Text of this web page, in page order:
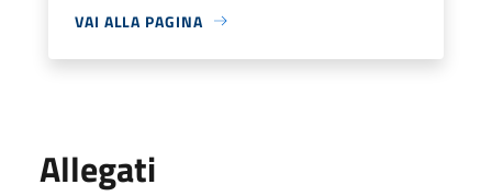
VAI ALLA PAGINA
Allegati